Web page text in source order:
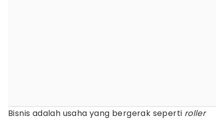
Bisnis adalah usaha yang bergerak seperti roller